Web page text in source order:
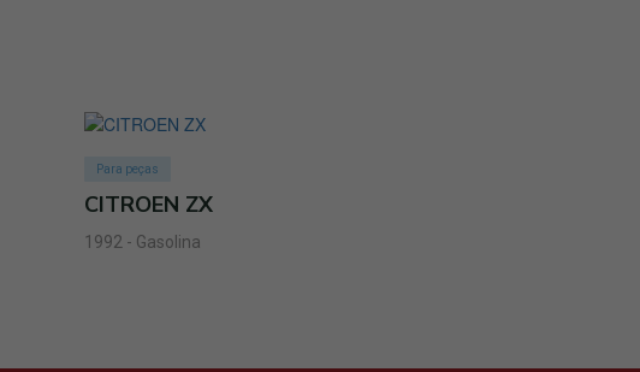
Para peças
CITROEN ZX
1992 - Gasolina